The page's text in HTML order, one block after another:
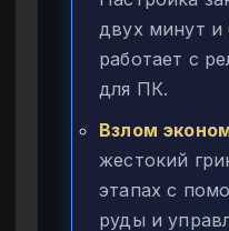
двух минут и
работает с
для ПК.
Взлом
жестокий
этапах с
руды и